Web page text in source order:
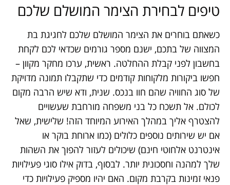
טיפים לבחירת הצימר המושלם שלכם
כשאתם בוחרים את הצימר המושלם שלכם לחגיגת בת
המצווה של בתכם, ישנם מספר גורמים שכדאי לכם לקחת
בחשבון לפני קבלת ההחלטה. ראשית, ערכו מחקר מקוון –
חפשו ביקורות מלקוחות קודמים כדי שתקבלו תמונה מדויקת
של סוג החוויה שהם חוו בנכס. שנית, ודא שיש הרבה מקום
לכולם. אל תשכח כל בני משפחה מורחבת שעשויים
להצטרף אליך במהלך האירוע המיוחד הזה! שלישית, שאל
אם יש שירותים נוספים כלולים (כמו ארוחת בוקר או
אינטרנט אלחוטי חינם) שיכולים לעזור להפוך את השהות
שלך למהנה וחסכונית יותר. לבסוף, בדוק אילו סוגי פעילויות
פנאי זמינות בקרבת מקום. האם יהיו מספיק פעילויות כדי